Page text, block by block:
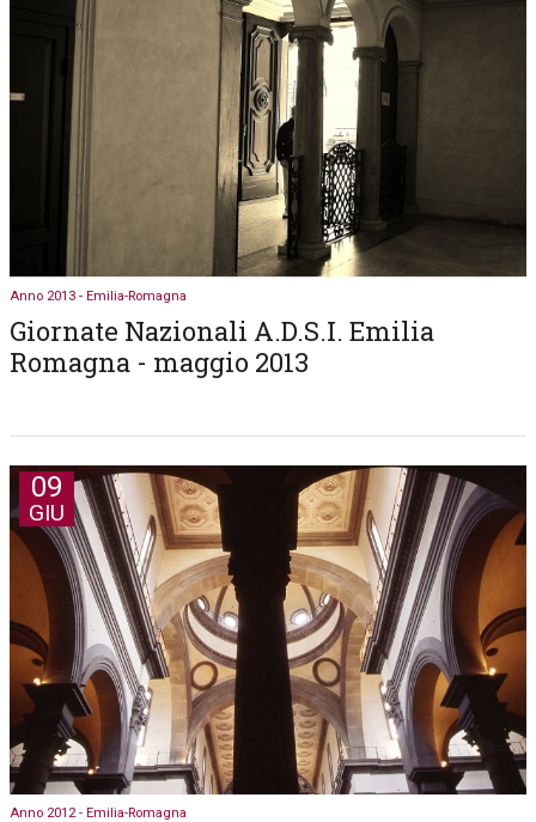
Anno 2013 - Emilia-Romagna
Giornate Nazionali A.D.S.I. Emilia
Romagna - maggio 2013
09
GIU
Anno 2012 - Emilia-Romagna